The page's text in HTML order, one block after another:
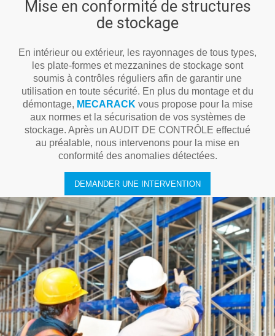
Mise en conformité de structures
de stockage
En intérieur ou extérieur, les rayonnages de tous types,
les plate-formes et mezzanines de stockage sont
soumis à contrôles réguliers afin de garantir une
utilisation en toute sécurité. En plus du montage et du
démontage, MECARACK vous propose pour la mise
aux normes et la sécurisation de vos systèmes de
stockage. Après un AUDIT DE CONTRÔLE effectué
au préalable, nous intervenons pour la mise en
conformité des anomalies détectées.
DEMANDER UNE INTERVENTION